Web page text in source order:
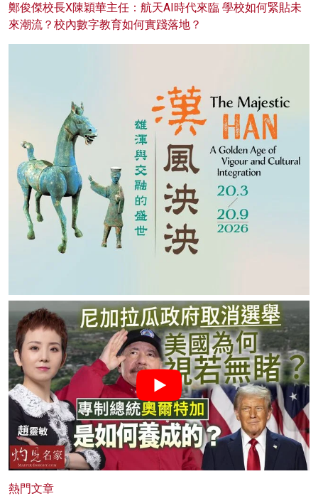
鄭俊傑校長X陳穎華主任：航天AI時代來臨 學校如何緊貼未
來潮流？校內數字教育如何實踐落地？
熱門文章